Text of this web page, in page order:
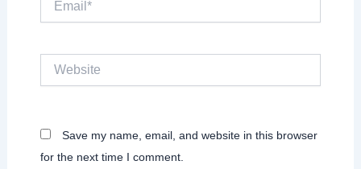
Save my name, email, and website in this browser
for the next time I comment.